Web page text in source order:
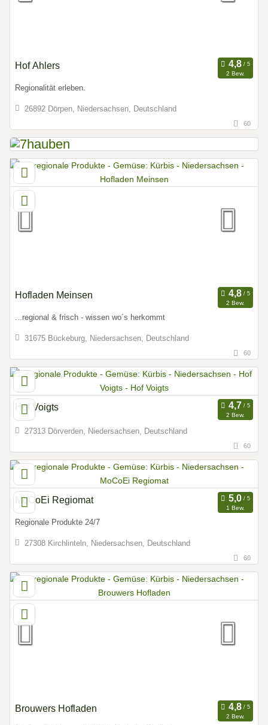
Hof Ahlers
2 Bew.
Regionalität erleben.
26892 Dörpen, Niedersachsen, Deutschland
60
Hofladen Meinsen
2 Bew.
...regional & frisch - wissen wo´s herkommt
31675 Bückeburg, Niedersachsen, Deutschland
60
Hof Voigts
2 Bew.
27313 Dörverden, Niedersachsen, Deutschland
60
MoCoEi Regiomat
1 Bew.
Regionale Produkte 24/7
27308 Kirchlinteln, Niedersachsen, Deutschland
60
Brouwers Hofladen
2 Bew.